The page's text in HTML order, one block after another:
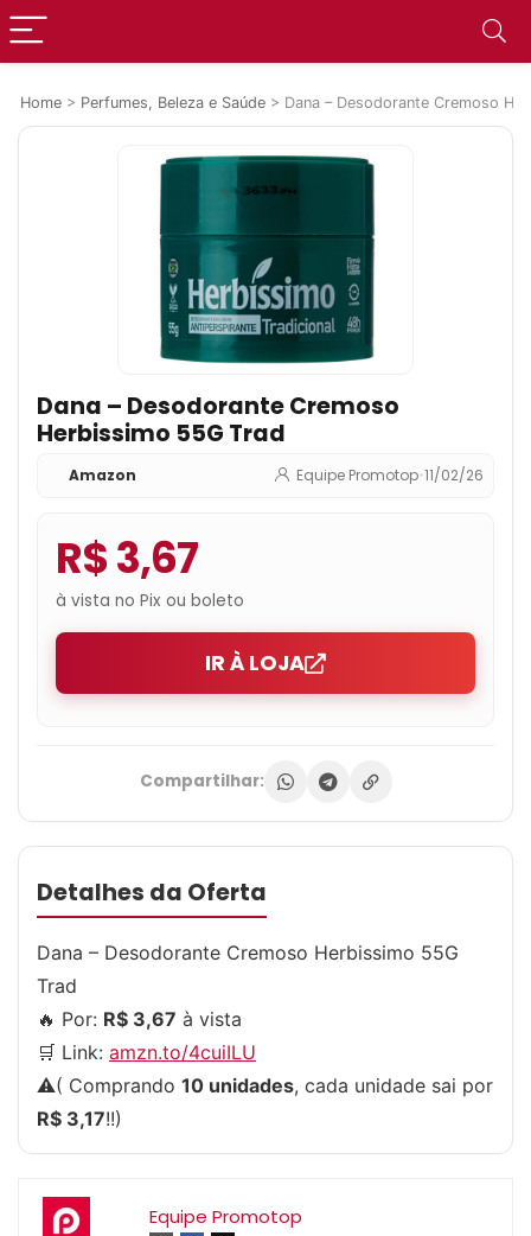
Home > Perfumes, Beleza e Saúde > Dana – Desodorante Cremoso
Dana – Desodorante Cremoso
Herbissimo 55G Trad
Amazon Equipe Promotop•11/02/26
R$ 3,67
à vista no Pix ou boleto
IR À LOJA
Compartilhar:
Detalhes da Oferta
Dana – Desodorante Cremoso Herbissimo 55G
Trad
🔥 Por: R$ 3,67 à vista
🛒 Link: amzn.to/4cuiILU
⚠️( Comprando 10 unidades, cada unidade sai por
R$ 3,17!!)
Equipe Promotop